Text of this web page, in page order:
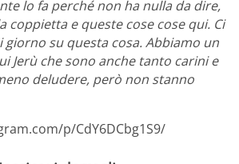
lo fa perché non ha nulla da dire,
coppietta e queste cose cose qui. Ci
giorno su questa cosa. Abbiamo un
Jerù che sono anche tanto carini e
deludere, però non stanno
p/CdY6DCbg1S9/